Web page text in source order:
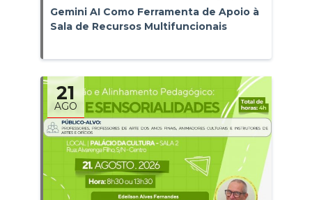
Gemini AI Como Ferramenta de Apoio à
Sala de Recursos Multifuncionais
21
AGO